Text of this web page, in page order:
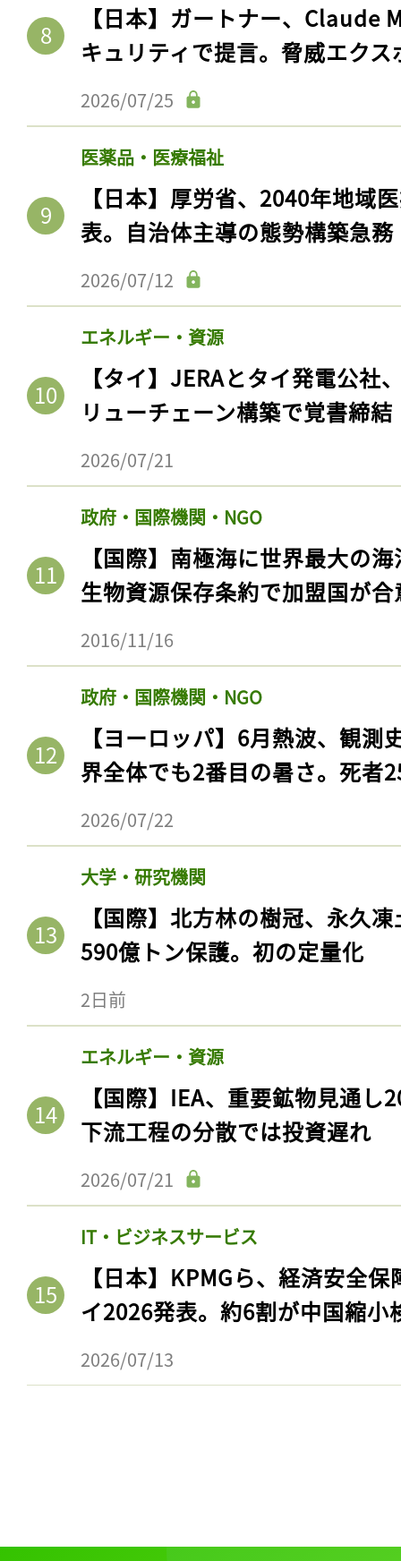
【日本】ガートナー、Claude
キュリティで提言。脅威エク
2026/07/25
医薬品・医療福祉
【日本】厚労省、2040年地域
表。自治体主導の態勢構築急務
2026/07/12
エネルギー・資源
【タイ】JERAとタイ発電公社
リューチェーン構築で覚書締結
2026/07/21
政府・国際機関・NGO
【国際】南極海に世界最大の
生物資源保存条約で加盟国が合
2016/11/16
政府・国際機関・NGO
【ヨーロッパ】6月熱波、観
界全体でも2番目の暑さ。死者
2026/07/22
大学・研究機関
【国際】北方林の樹冠、永久
590億トン保護。初の定量化
2日前
エネルギー・資源
【国際】IEA、重要鉱物見通
下流工程の分散では投資遅れ
2026/07/21
IT・ビジネスサービス
【日本】KPMGら、経済安全
イ2026発表。約6割が中国縮小
2026/07/13